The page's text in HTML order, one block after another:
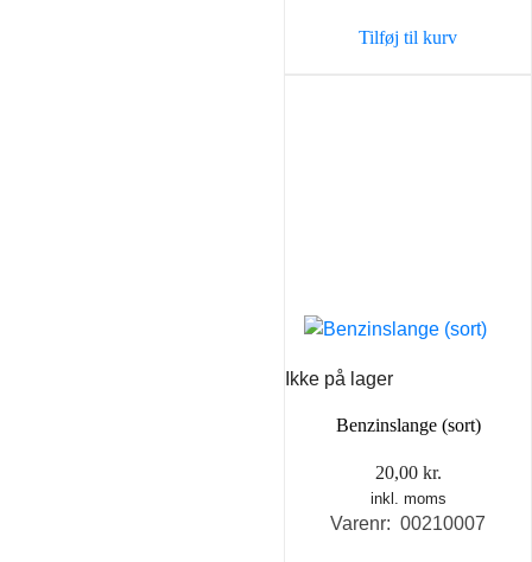
69,00 kr..
Tilføj til kurv
Ikke på lager
Benzinslange (sort)
20,00 kr.
inkl. moms
Varenr: 00210007